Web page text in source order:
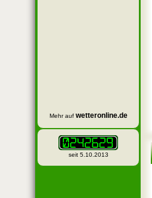
Mehr auf wetteronline.de
seit 5.10.2013